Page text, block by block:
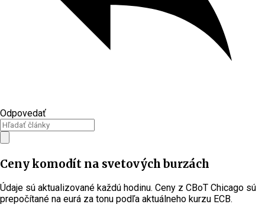
Odpovedať
Ceny komodít na svetových burzách
Údaje sú aktualizované každú hodinu. Ceny z CBoT Chicago sú
prepočítané na eurá za tonu podľa aktuálneho kurzu ECB.